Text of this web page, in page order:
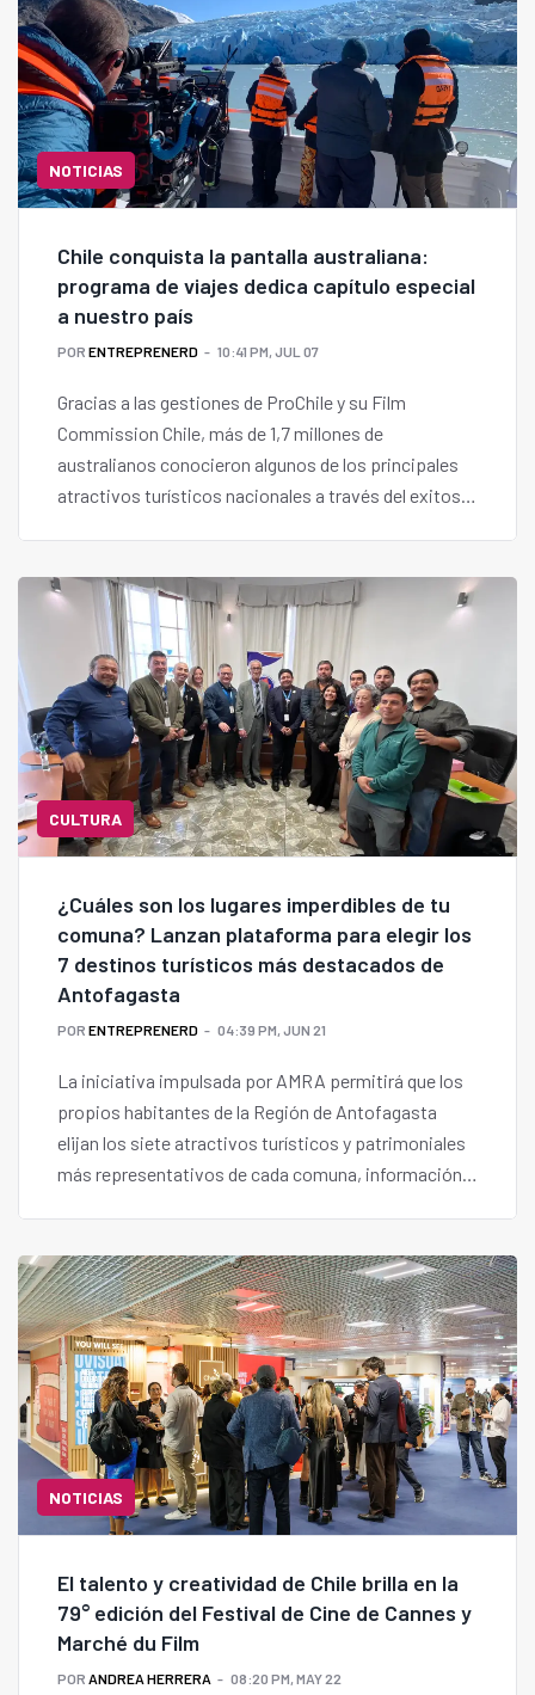
NOTICIAS
Chile conquista la pantalla australiana:
programa de viajes dedica capítulo especial
a nuestro país
POR ENTREPRENERD 10:41 PM, JUL 07
Gracias a las gestiones de ProChile y su Film
Commission Chile, más de 1,7 millones de
australianos conocieron algunos de los principales
atractivos turísticos nacionales a través del exitoso
CULTURA
¿Cuáles son los lugares imperdibles de tu
comuna? Lanzan plataforma para elegir los
7 destinos turísticos más destacados de
Antofagasta
POR ENTREPRENERD 04:39 PM, JUN 21
La iniciativa impulsada por AMRA permitirá que los
propios habitantes de la Región de Antofagasta
elijan los siete atractivos turísticos y patrimoniales
más representativos de cada comuna, información
regional.
NOTICIAS
El talento y creatividad de Chile brilla en la
79° edición del Festival de Cine de Cannes y
Marché du Film
POR ANDREA HERRERA 08:20 PM, MAY 22